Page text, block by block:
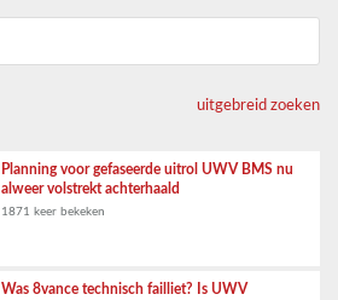
uitgebreid zoeken
Planning voor gefaseerde uitrol UWV BMS nu
alweer volstrekt achterhaald
1871 keer bekeken
Was 8vance technisch failliet? Is UWV